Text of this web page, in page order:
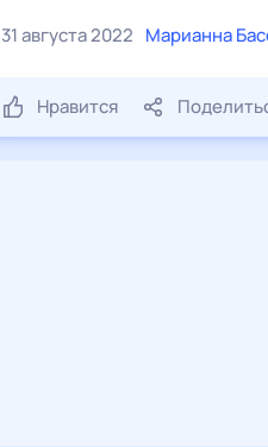
31 августа 2022 Марианна
Нравится